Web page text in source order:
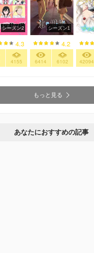
シーズン2
4.3
4155
シーズン1
4.2
6414 6102 42094
もっと見る
あなたにおすすめの記事